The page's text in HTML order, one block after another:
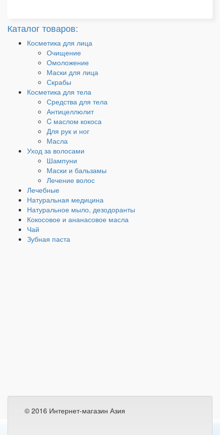
Каталог товаров:
Косметика для лица
Очищение
Омоложение
Маски для лица
Скрабы
Косметика для тела
Средства для тела
Антицеллюлит
C маслом кокоса
Для рук и ног
Масла
Уход за волосами
Шампуни
Маски и бальзамы
Лечение волос
Лечебные
Натуральная медицина
Натуральное мыло, дезодоранты
Кокосовое и ананасовое масла
Чай
Зубная паста
© 2016 Интернет-магазин Азия